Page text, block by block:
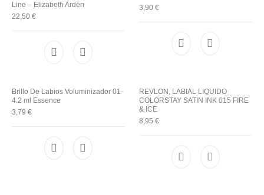
Line – Elizabeth Arden
22,50€
3,90 €
Brillo De Labios Voluminizador 01-
4.2 ml Essence
3,79€
REVLON, LABIAL LIQUIDO
COLORSTAY SATIN INK 015 FIRE
& ICE
8,95 €